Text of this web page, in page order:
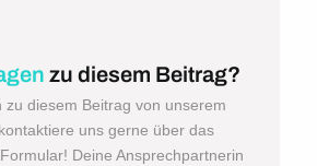
zu diesem Beitrag?
zu diesem Beitrag von unserem
uns gerne über das
Deine Ansprechpartnerin